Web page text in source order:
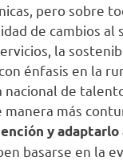
pero sobre
de cambios al
la
énfasis en la
de
más
y adaptarlo
basarse en la